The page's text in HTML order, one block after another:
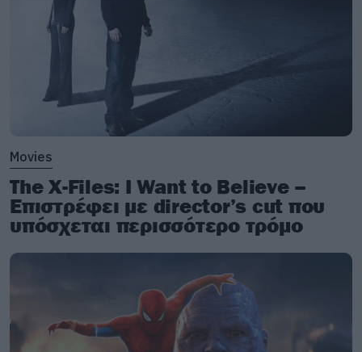
Movies
The X-Files: I Want to Believe –
Επιστρέφει με director’s cut που
υπόσχεται περισσότερο τρόμο